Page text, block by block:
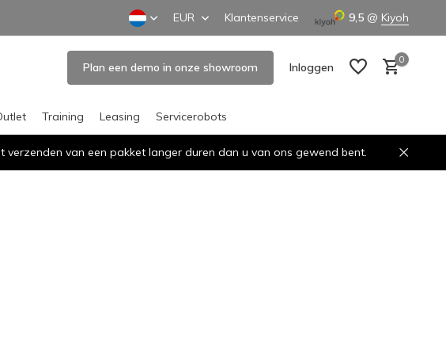
EUR Klantenservice 9,5 @ Kiyoh
Plan een demo in onze showroom Inloggen
0
Training Leasing Servicerobots
van een pakket langer duren dan u van ons gewend bent.